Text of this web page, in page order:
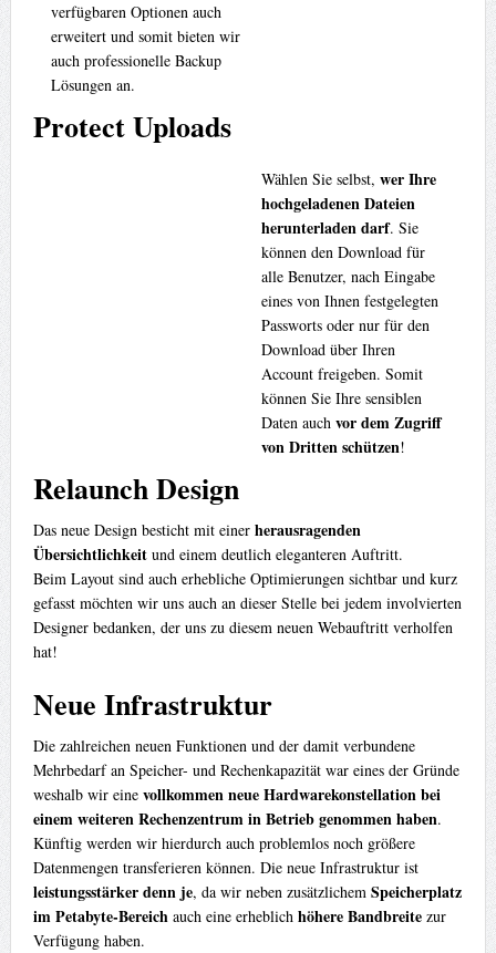
verfügbaren Optionen auch
erweitert und somit bieten wir
auch professionelle Backup
Lösungen an.
Protect Uploads
Wählen Sie selbst, wer Ihre
hochgeladenen Dateien
herunterladen darf. Sie
können den Download für
alle Benutzer, nach Eingabe
eines von Ihnen festgelegten
Passworts oder nur für den
Download über Ihren
Account freigeben. Somit
können Sie Ihre sensiblen
Daten auch vor dem Zugriff
von Dritten schützen!
Relaunch Design
Das neue Design besticht mit einer herausragenden
Übersichtlichkeitund einem deutlich eleganteren Auftritt.
Beim Layout sind auch erhebliche Optimierungen sichtbar und kurz
gefasst möchten wir uns auch an dieser Stelle bei jedem involvierten
Designer bedanken, der uns zu diesem neuen Webauftritt verholfen
hat!
Neue Infrastruktur
Die zahlreichen neuen Funktionen und der damit verbundene
Mehrbedarf an Speicher- und Rechenkapazität war eines der Gründe
weshalb wir eine vollkommen neue Hardwarekonstellation bei
einem weiteren Rechenzentrum in Betrieb genommen haben.
Künftig werden wir hierdurch auch problemlos noch größere
Datenmengen transferieren können. Die neue Infrastruktur ist
leistungsstärker denn je, da wir neben zusätzlichem Speicherplatz
im Petabyte-Bereichauch eine erheblich höhere Bandbreitezur
Verfügung haben.